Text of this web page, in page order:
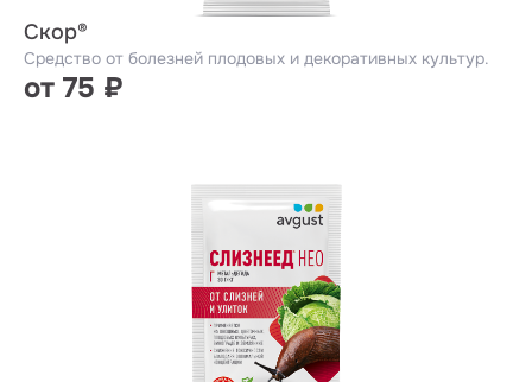
Скор®
Средство от болезней плодовых и декоративных культур.
от 75 ₽